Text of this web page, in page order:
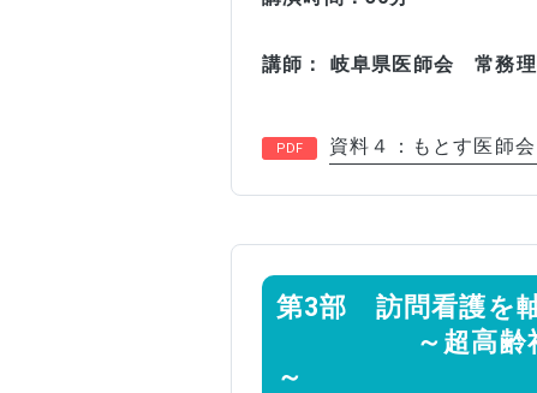
講師： 岐阜県医師会 常
資料４：もとす医師
第3部 訪問看護を
～超高齢社会
～